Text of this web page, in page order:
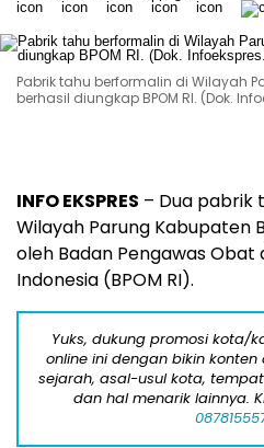
Pabrik tahu berformalin di Wilayah
berhasil diungkap BPOM RI. (Dok.
INFO EKSPRES – Dua pabrik
Wilayah Parung Kabupaten
oleh Badan Pengawas Obat
Indonesia (BPOM RI).
Yuks, dukung promosi kota/
online ini dengan bikin
sejarah, asal-usul kota,
dan hal menarik lainnya.